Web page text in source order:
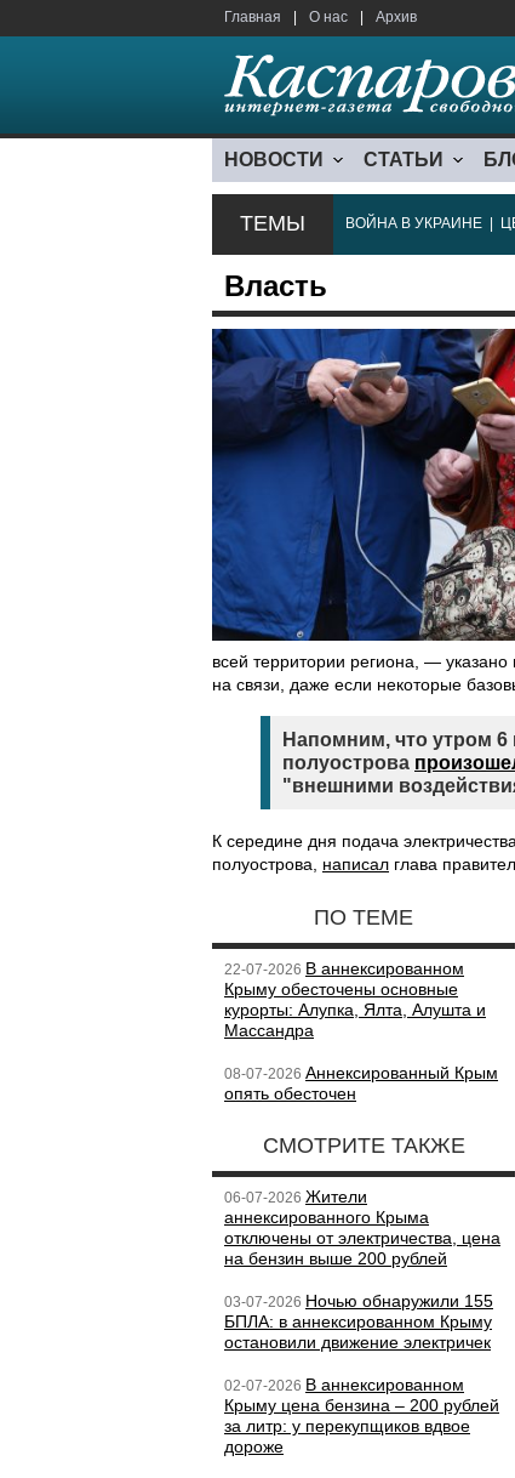
Главная О нас Архив
НОВОСТИ СТАТЬИ
ТЕМЫ ВОЙНА В УКРАИНЕ
Власть
всей территории региона, —
на связи, даже если некоторые
Напомним, что утром 6
полуострова
"внешними
К середине дня подача
полуострова, написал глава
ПО ТЕМЕ
22-07-2026 В аннексированном
Крыму обесточены основные
курорты: Алупка, Ялта, Алушта и
Массандра
08-07-2026 Аннексированный Крым
опять обесточен
СМОТРИТЕ ТАКЖЕ
06-07-2026 Жители
аннексированного Крыма
отключены от электричества, цена
на бензин выше 200 рублей
03-07-2026 Ночью обнаружили 155
БПЛА: в аннексированном Крыму
остановили движение электричек
02-07-2026 В аннексированном
Крыму цена бензина – 200 рублей
за литр: у перекупщиков вдвое
дороже